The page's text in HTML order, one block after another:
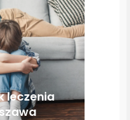
leczenia